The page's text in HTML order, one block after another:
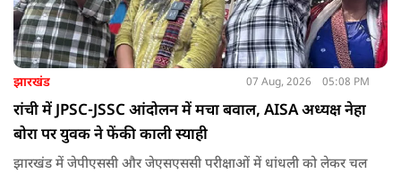
झारखंड 07 Aug, 2026 05:08 PM
रांची में JPSC-JSSC आंदोलन में मचा बवाल, AISA अध्यक्ष नेहा
बोरा पर युवक ने फेंकी काली स्याही
झारखंड में जेपीएससी और जेएसएससी परीक्षाओं में धांधली को लेकर चल